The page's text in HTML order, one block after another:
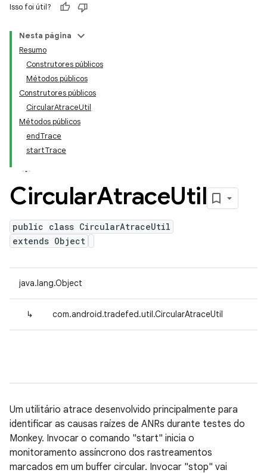
Isso foi útil?
Nesta página
Resumo
Construtores públicos
Métodos públicos
Construtores públicos
CircularAtraceUtil
Métodos públicos
endTrace
startTrace
CircularAtraceUtil
public class CircularAtraceUtil
extends Object
java.lang.Object
↳ com.android.tradefed.util.CircularAtraceUtil
Um utilitário atrace desenvolvido principalmente para
identificar as causas raízes de ANRs durante testes do
Monkey. Invocar o comando "start" inicia o
monitoramento assíncrono dos rastreamentos
marcados em um buffer circular. Invocar "stop" vai